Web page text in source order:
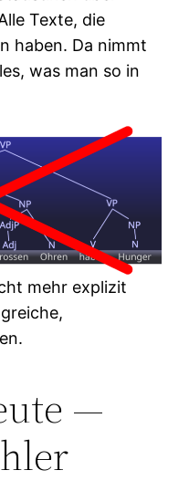
Texte, die
haben. Da nimmt
was man so in
mehr explizit
—